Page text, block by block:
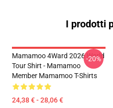
I prodotti
Mamamoo 4Ward 2026 World
Tour Shirt - Mamamoo
Member Mamamoo T-Shirts
24,38 € - 28,06 €
-20%